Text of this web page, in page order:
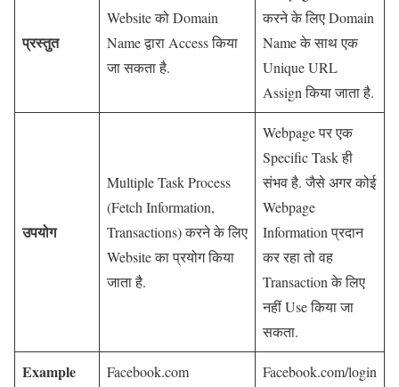
प्रस्तुत
Website को Domain
Name द्वारा Access किया
जा सकता है.
करने के लिए Domain
Name के साथ एक
Unique URL
Assign किया जाता है.
उपयोग
Multiple Task Process
(Fetch Information,
Transactions) करने के लिए
Website का प्रयोग किया
जाता है.
Webpage पर एक
Specific Task ही
संभव है. जैसे अगर कोई
Webpage
Information प्रदान
कर रहा तो वह
Transaction के लिए
नहीं Use किया जा
सकता.
Example Facebook.com
Facebook.com/login